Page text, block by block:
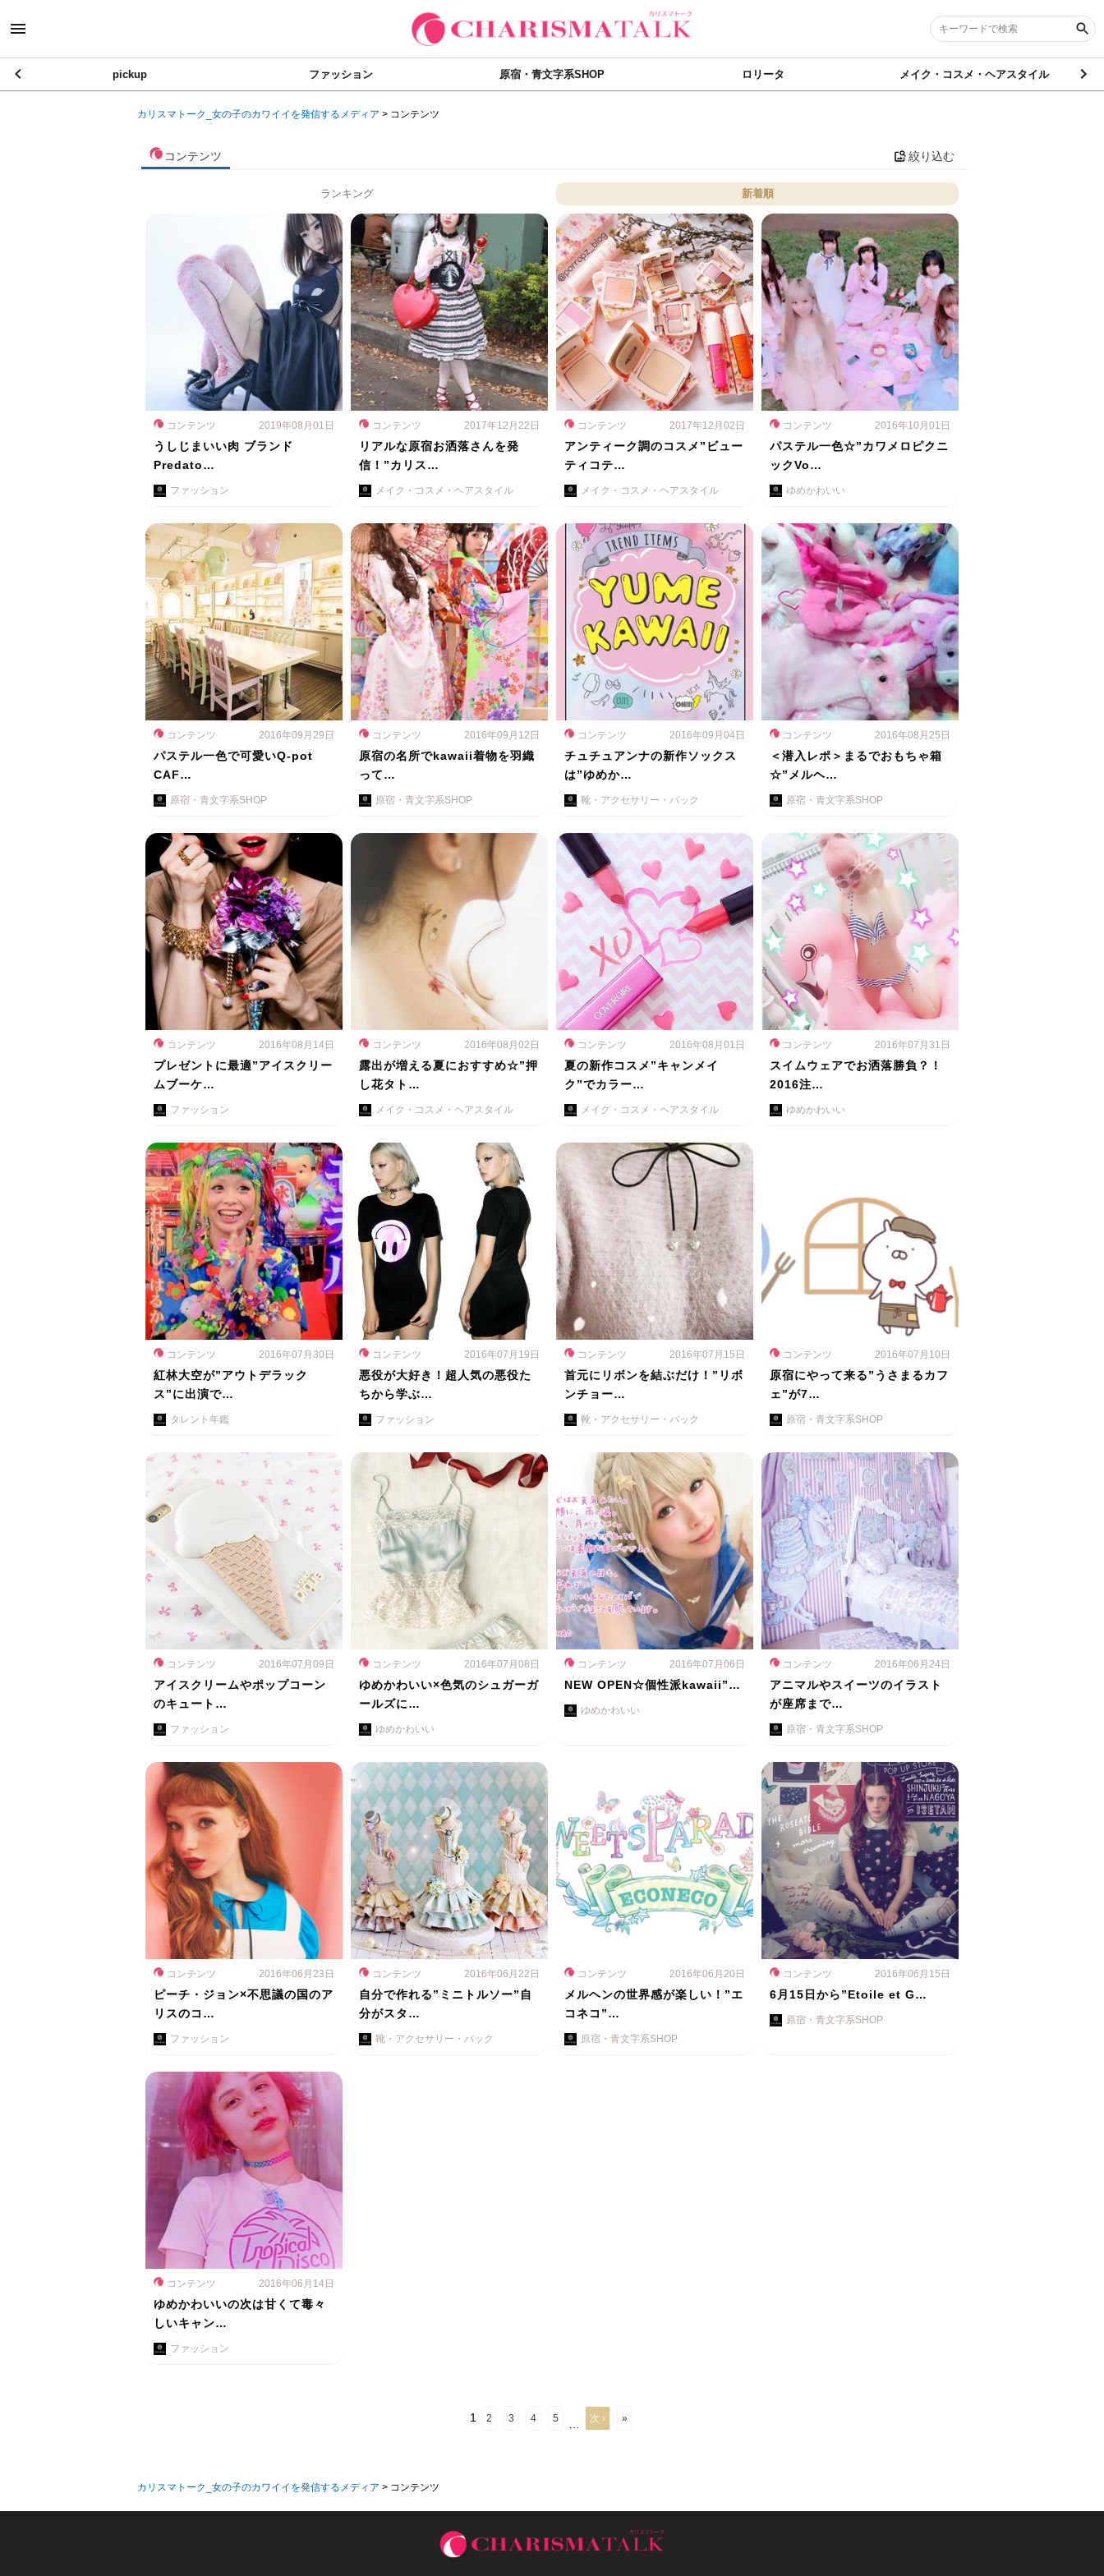
pickup ファッション 原宿・青文字系SHOP ロリータ メイク・コスメ・ヘアスタイル
カリスマトーク_女の子のカワイイを発信するメディア > コンテンツ
コンテンツ 絞り込む
ランキング 新着順
コンテンツ 2019年08月01日
うしじまいい肉 ブランド
Predato…
ファッション
コンテンツ 2017年12月22日
リアルな原宿お洒落さんを発
信！”カリス…
メイク・コスメ・ヘアスタイル
コンテンツ 2017年12月02日
アンティーク調のコスメ”ビュー
ティコテ…
メイク・コスメ・ヘアスタイル
コンテンツ 2016年10月01日
パステル一色☆”カワメロピクニ
ックVo…
ゆめかわいい
コンテンツ 2016年09月29日
パステル一色で可愛いQ-pot
CAF…
原宿・青文字系SHOP
コンテンツ 2016年09月12日
原宿の名所でkawaii着物を羽織
って…
原宿・青文字系SHOP
コンテンツ 2016年09月04日
チュチュアンナの新作ソックス
は”ゆめか…
靴・アクセサリー・バック
コンテンツ 2016年08月25日
＜潜入レポ＞まるでおもちゃ箱
☆”メルヘ…
原宿・青文字系SHOP
コンテンツ 2016年08月14日
プレゼントに最適”アイスクリー
ムブーケ…
ファッション
コンテンツ 2016年08月02日
露出が増える夏におすすめ☆”押
し花タト…
メイク・コスメ・ヘアスタイル
コンテンツ 2016年08月01日
夏の新作コスメ”キャンメイ
ク”でカラー…
メイク・コスメ・ヘアスタイル
コンテンツ 2016年07月31日
スイムウェアでお洒落勝負？！
2016注…
ゆめかわいい
コンテンツ 2016年07月30日
紅林大空が”アウトデラック
ス”に出演で…
タレント年鑑
コンテンツ 2016年07月19日
悪役が大好き！超人気の悪役た
ちから学ぶ…
ファッション
コンテンツ 2016年07月15日
首元にリボンを結ぶだけ！”リボ
ンチョー…
靴・アクセサリー・バック
コンテンツ 2016年07月10日
原宿にやって来る”うさまるカフ
ェ”が7…
原宿・青文字系SHOP
コンテンツ 2016年07月09日
アイスクリームやポップコーン
のキュート…
ファッション
コンテンツ 2016年07月08日
ゆめかわいい×色気のシュガーガ
ールズに…
ゆめかわいい
コンテンツ 2016年07月06日
NEW OPEN☆個性派kawaii”…
ゆめかわいい
コンテンツ 2016年06月24日
アニマルやスイーツのイラスト
が座席まで…
原宿・青文字系SHOP
コンテンツ 2016年06月23日
ピーチ・ジョン×不思議の国のア
リスのコ…
ファッション
コンテンツ 2016年06月22日
自分で作れる”ミニトルソー”自
分がスタ…
靴・アクセサリー・バック
コンテンツ 2016年06月20日
メルヘンの世界感が楽しい！”エ
コネコ”…
原宿・青文字系SHOP
コンテンツ 2016年06月15日
6月15日から”Etoile et G…
原宿・青文字系SHOP
コンテンツ 2016年06月14日
ゆめかわいいの次は甘くて毒々
しいキャン…
ファッション
1 2 3 4 5 次 › »
カリスマトーク_女の子のカワイイを発信するメディア > コンテンツ